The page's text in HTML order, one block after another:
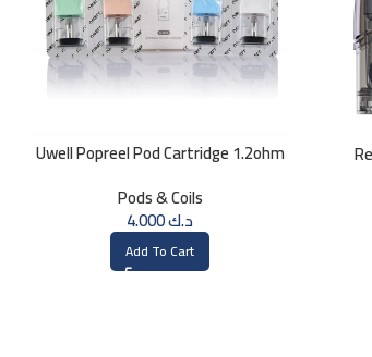
Uwell Popreel Pod Cartridge 1.2ohm
Pods & Coils
د.ك4.000
Add To Cart